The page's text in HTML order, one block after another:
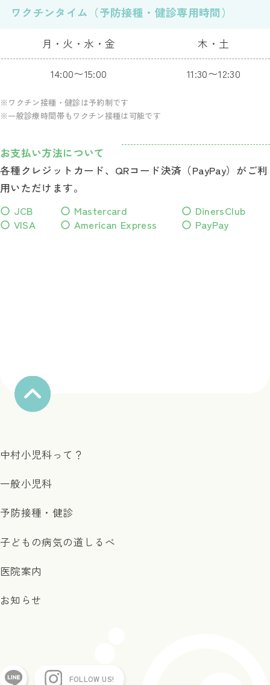
ワクチンタイム（予防接種・健診専用時間）
月・火・水・金 木・土
14:00〜15:00 11:30〜12:30
※ワクチン接種・健診は予約制です
※一般診療時間帯もワクチン接種は可能です
お支払い方法について
各種クレジットカード、QRコード決済（PayPay）がご利
用いただけます。
〇 JCB
〇 Mastercard
〇 DinersClub
〇 VISA
〇 American Express 〇 PayPay
中村小児科って？
一般小児科
予防接種・健診
子どもの病気の道しるべ
医院案内
お知らせ
FOLLOW US!